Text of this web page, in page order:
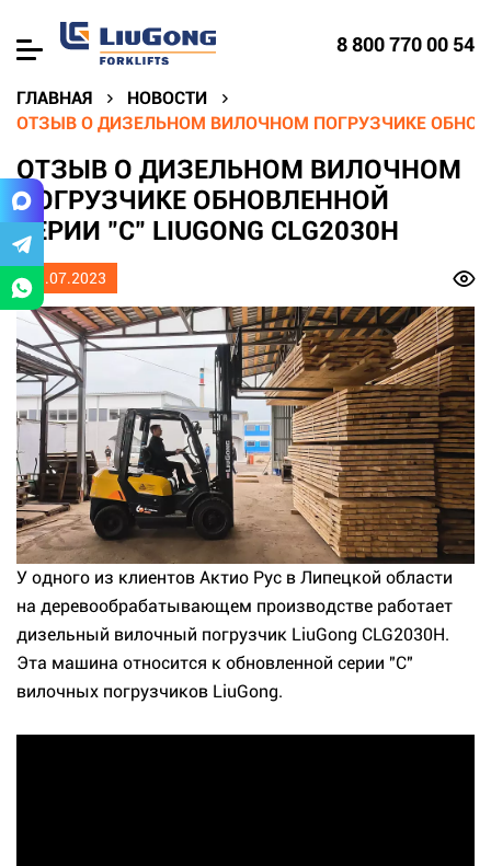
8 800 770 00 54
ГЛАВНАЯ
НОВОСТИ
ОТЗЫВ О ДИЗЕЛЬНОМ ВИЛОЧНОМ ПОГРУЗЧИКЕ
ОТЗЫВ О ДИЗЕЛЬНОМ ВИЛОЧНОМ
ПОГРУЗЧИКЕ ОБНОВЛЕННОЙ
СЕРИИ "C" LIUGONG CLG2030H
11.07.2023
У одного из клиентов Актио Рус в Липецкой области
на деревообрабатывающем производстве работает
дизельный вилочный погрузчик LiuGong CLG2030H.
Эта машина относится к обновленной серии "С"
вилочных погрузчиков LiuGong.